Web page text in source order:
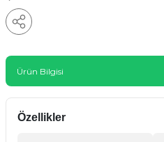
Ürün Bilgisi
Özellikler